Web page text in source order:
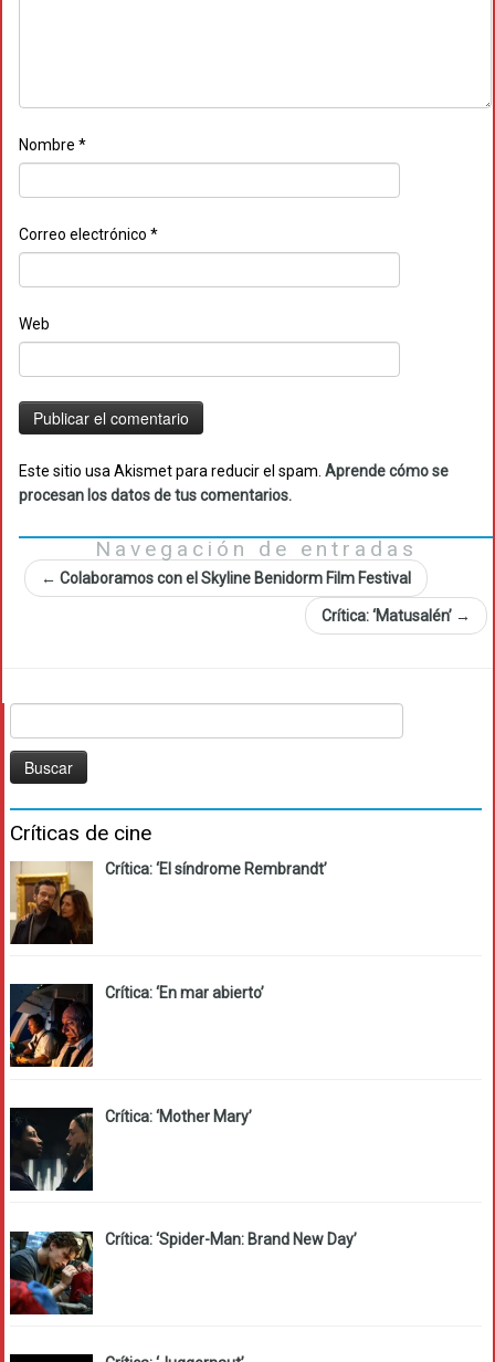
Nombre *
Correo electrónico *
Web
Este sitio usa Akismet para reducir el spam. Aprende cómo se
procesan los datos de tus comentarios.
Navegación de entradas
← Colaboramos con el Skyline Benidorm Film Festival
Crítica: ‘Matusalén’ →
Críticas de cine
Crítica: ‘El síndrome Rembrandt’
Crítica: ‘En mar abierto’
Crítica: ‘Mother Mary’
Crítica: ‘Spider-Man: Brand New Day’